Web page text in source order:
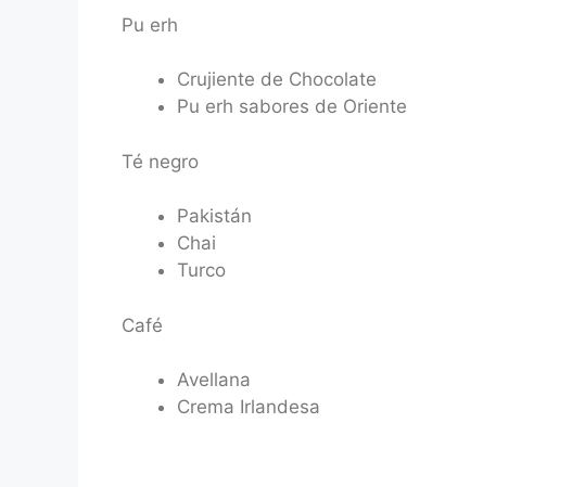
Pu erh
Crujiente de Chocolate
Pu erh sabores de Oriente
Té negro
Pakistán
Chai
Turco
Café
Avellana
Crema Irlandesa